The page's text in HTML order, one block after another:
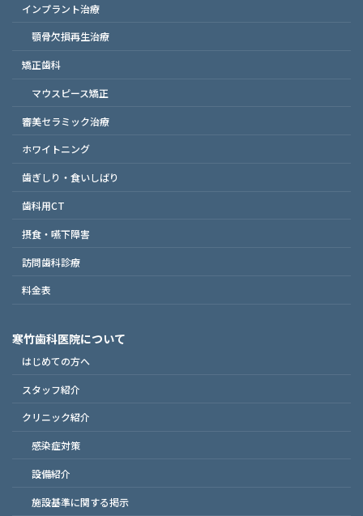
インプラント治療
顎骨欠損再生治療
矯正歯科
マウスピース矯正
審美セラミック治療
ホワイトニング
歯ぎしり・食いしばり
歯科用CT
摂食・嚥下障害
訪問歯科診療
料金表
寒竹歯科医院について
はじめての方へ
スタッフ紹介
クリニック紹介
感染症対策
設備紹介
施設基準に関する掲示